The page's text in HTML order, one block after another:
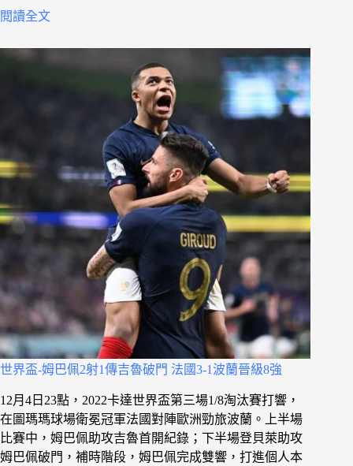
閱讀全文
世界盃-姆巴佩2射1傳吉魯破門 法國3-1波蘭晉級8強
12月4日23點，2022卡達世界盃第三場1/8淘汰賽打響，
在圖瑪瑪球場衛冕冠軍法國對陣歐洲勁旅波蘭。上半場
比賽中，姆巴佩助攻吉魯首開紀錄；下半場登貝萊助攻
姆巴佩破門，補時階段，姆巴佩完成雙響，打進個人本